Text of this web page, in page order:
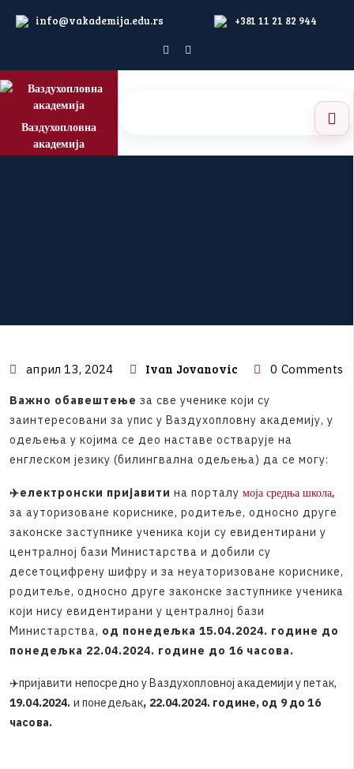
info@vakademija.edu.rs +381 11 21 82 944
Ваздухопловна
академија
април 13, 2024 Ivan Jovanovic 0 Comments
Важно обавештење за све ученике који су
заинтересовани за упис у Ваздухопловну академију, у
одељења у којима се део наставе остварује на
енглеском језику (билингвална одељења) да се могу:
✈️електронски пријавити на порталу моја средња школа,
за ауторизоване кориснике, родитеље, односно друге
законске заступнике ученика који су евидентирани у
централној бази Министарства и добили су
десетоцифрену шифру и за неуаторизоване кориснике,
родитеље, односно друге законске заступнике ученика
који нису евидентирани у централној бази
Министарства, од понедељка 15.04.2024. године до
понедељка 22.04.2024. године до 16 часова.
✈️пријавити непосредно у Ваздухопловној академији у петак,
19.04.2024. и понедељак, 22.04.2024. године, од 9 до 16
часова.